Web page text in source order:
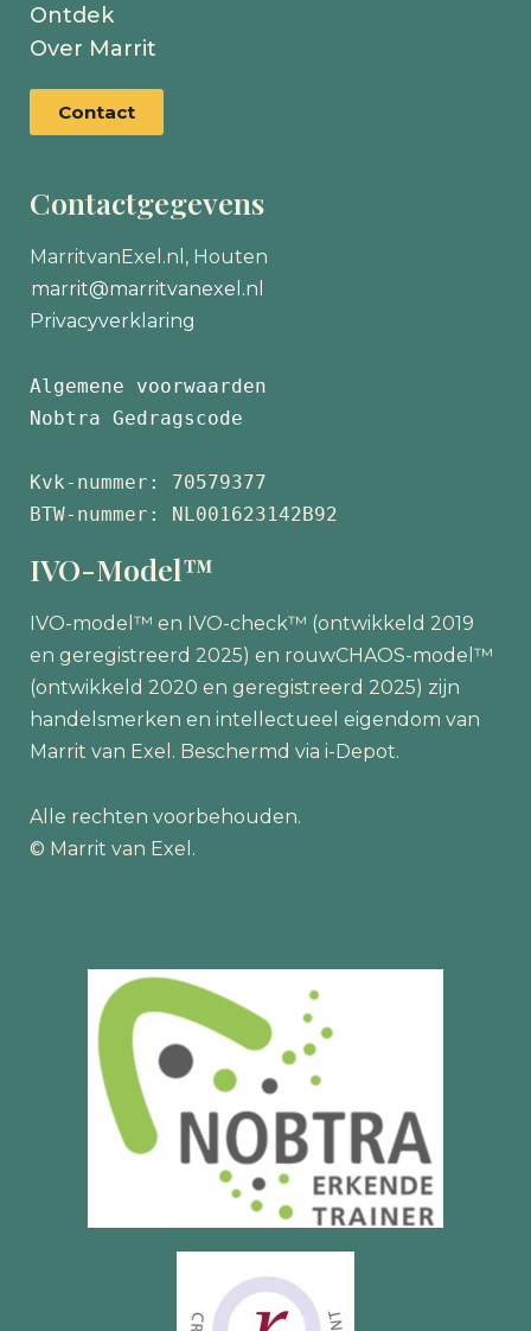
Ontdek
Over Marrit
Contact
Contactgegevens
MarritvanExel.nl, Houten
marrit@marritvanexel.nl
Privacyverklaring
Algemene voorwaarden
Nobtra Gedragscode
Kvk-nummer: 70579377
BTW-nummer: NL001623142B92
IVO-Model™
IVO-model™ en IVO-check™ (ontwikkeld 2019
en geregistreerd 2025) en rouwCHAOS-model™
(ontwikkeld 2020 en geregistreerd 2025) zijn
handelsmerken en intellectueel eigendom van
Marrit van Exel. Beschermd via i-Depot.
Alle rechten voorbehouden.
© Marrit van Exel.